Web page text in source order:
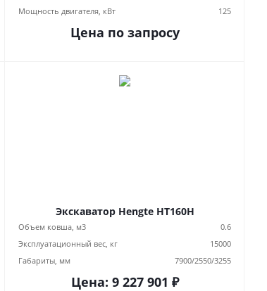
Мощность двигателя, кВт
125
Цена по запросу
Экскаватор Hengte HT160H
Объем ковша, м3
0.6
Эксплуатационный вес, кг
15000
Габариты, мм
7900/2550/3255
Цена: 9 227 901 ₽